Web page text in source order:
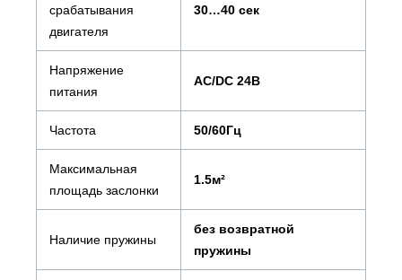
срабатывания
двигателя
30…40 сек
Напряжение
питания
AC/DC 24В
Частота 50/60Гц
Максимальная
площадь заслонки
1.5м²
Наличие пружины
без возвратной
пружины